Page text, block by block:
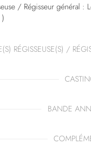
/ Régisseur général
RÉGISSEUSE(S) /
BANDE